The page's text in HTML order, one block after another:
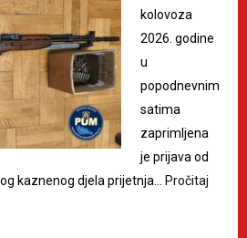
kolovoza
2026. godine
u
popodnevnim
satima
zaprimljena
je prijava od
kaznenog djela prijetnja… Pročitaj